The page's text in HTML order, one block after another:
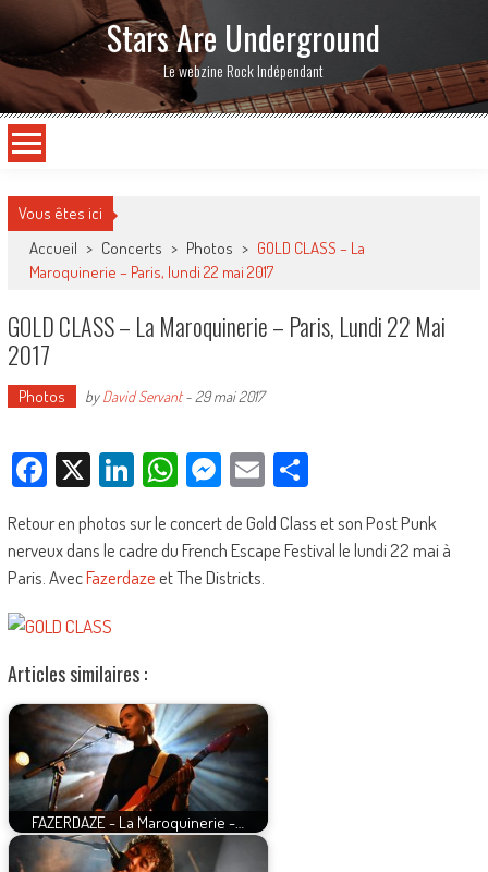
Stars Are Underground
Le webzine Rock Indépendant
Vous êtes ici
Accueil > Concerts > Photos > GOLD CLASS – La
Maroquinerie – Paris, lundi 22 mai 2017
GOLD CLASS – La Maroquinerie – Paris, Lundi 22 Mai
2017
Photos byDavid Servant- 29 mai 2017
Facebook
X LinkedIn
WhatsApp
Messenger
EmailPartager
Retour en photos sur le concert de Gold Class et son Post Punk
nerveux dans le cadre du French Escape Festival le lundi 22 mai à
Paris. AvecFazerdazeet The Districts.
Articles similaires :
FAZERDAZE - La Maroquinerie -…